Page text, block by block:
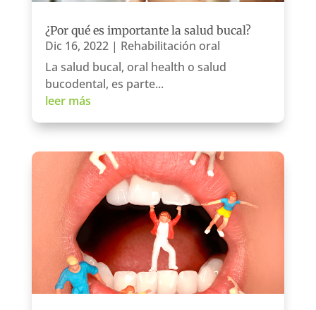
¿Por qué es importante la salud bucal?
Dic 16, 2022| Rehabilitación oral
La salud bucal, oral health o salud
bucodental, es parte...
leer más